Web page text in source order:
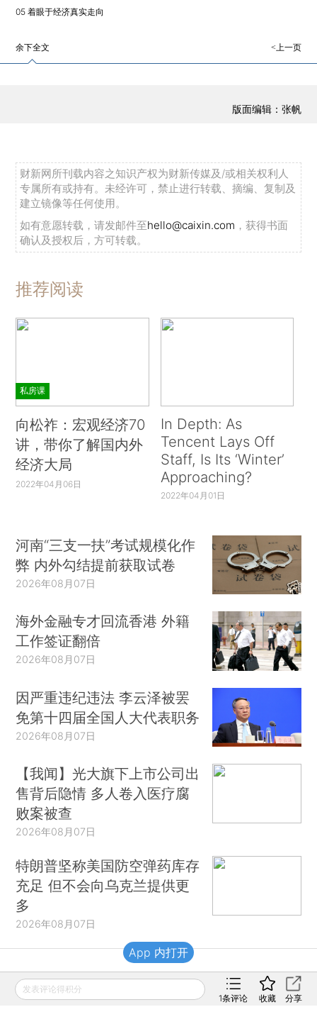
05 着眼于经济真实走向
余下全文 <上一页
版面编辑：张帆
财新网所刊载内容之知识产权为财新传媒及/或相关权利人
专属所有或持有。未经许可，禁止进行转载、摘编、复制及
建立镜像等任何使用。
如有意愿转载，请发邮件至hello@caixin.com ，获得书面
确认及授权后，方可转载。
推荐阅读
私房课
向松祚：宏观经济70
讲，带你了解国内外
经济大局
2022年04月06日
In Depth: As
Tencent Lays Off
Staff, Is Its ‘Winter’
Approaching?
2022年04月01日
河南“三支一扶”考试规模化作
弊 内外勾结提前获取试卷
2026年08月07日
海外金融专才回流香港 外籍
工作签证翻倍
2026年08月07日
因严重违纪违法 李云泽被罢
免第十四届全国人大代表职务
2026年08月07日
【我闻】光大旗下上市公司出
售背后隐情 多人卷入医疗腐
败案被查
2026年08月07日
特朗普坚称美国防空弹药库存
充足 但不会向乌克兰提供更
多
2026年08月07日
财新移动
发表评论得积分
1条评论 收藏 分享
App 内打开